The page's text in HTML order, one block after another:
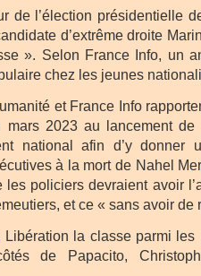
de l’élection présidentielle
d’extrême droite
». Selon France Info, un
chez les jeunes
et France Info
mars 2023 au lancement de
national afin d’y donner
à la mort de Nahel
les policiers devraient avoir
et ce « sans avoir de
la classe parmi les
de Papacito,